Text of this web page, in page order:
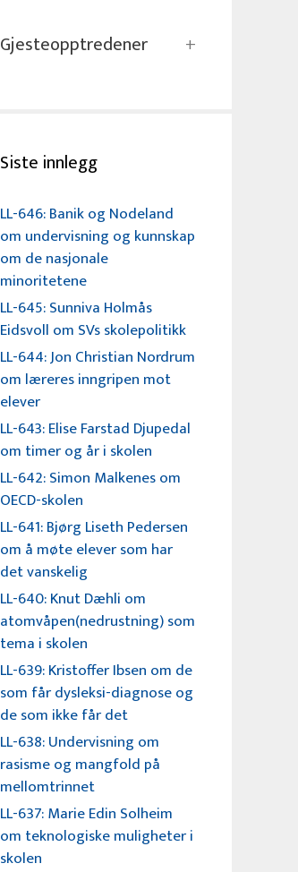
Gjesteopptredener
Siste innlegg
LL-646: Banik og Nodeland
om undervisning og kunnskap
om de nasjonale
minoritetene
LL-645: Sunniva Holmås
Eidsvoll om SVs skolepolitikk
LL-644: Jon Christian Nordrum
om læreres inngripen mot
elever
LL-643: Elise Farstad Djupedal
om timer og år i skolen
LL-642: Simon Malkenes om
OECD-skolen
LL-641: Bjørg Liseth Pedersen
om å møte elever som har
det vanskelig
LL-640: Knut Dæhli om
atomvåpen(nedrustning) som
tema i skolen
LL-639: Kristoffer Ibsen om de
som får dysleksi-diagnose og
de som ikke får det
LL-638: Undervisning om
rasisme og mangfold på
mellomtrinnet
LL-637: Marie Edin Solheim
om teknologiske muligheter i
skolen